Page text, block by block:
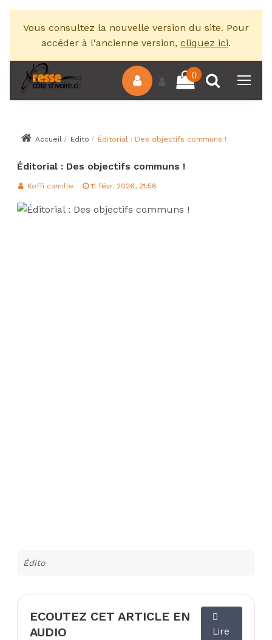
Vous consultez la nouvelle version du site. Pour
accéder à l'ancienne version, cliquez ici.
0
Accueil Edito Éditorial : Des objectifs communs !
Éditorial : Des objectifs communs !
Koffi camille 11 févr. 2026, 21:58
Édito
ECOUTEZ CET ARTICLE EN
AUDIO
Lire